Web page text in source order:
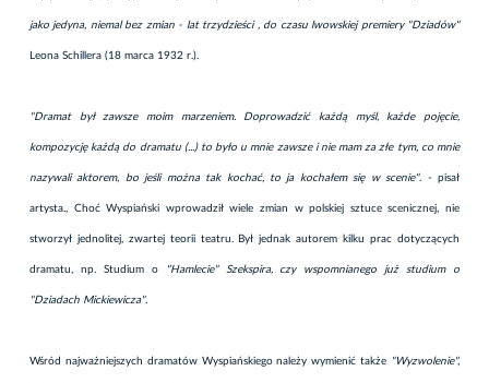
jako jedyna, niemal bez zmian - lat trzydzieści , do czasu lwowskiej premiery "Dziadów"
Leona Schillera (18 marca 1932 r.).
"Dramat był zawsze moim marzeniem. Doprowadzić każdą myśl, każde pojęcie,
kompozycję każdą do dramatu (...) to było u mnie zawsze i nie mam za złe tym, co mnie
nazywali aktorem, bo jeśli można tak kochać, to ja kochałem się w scenie". - pisał
artysta., Choć Wyspiański wprowadził wiele zmian w polskiej sztuce scenicznej, nie
stworzył jednolitej, zwartej teorii teatru. Był jednak autorem kilku prac dotyczących
dramatu, np. Studium o "Hamlecie" Szekspira, czy wspomnianego już studium o
"Dziadach Mickiewicza".
Wśród najważniejszych dramatów Wyspiańskiego należy wymienić także "Wyzwolenie",